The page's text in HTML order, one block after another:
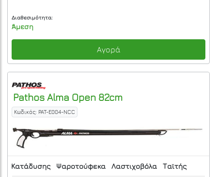
Διαθεσιμότητα:
Άμεση
Αγορά
Pathos Alma Open 82cm
Κωδικός: PAT-E004-NCC
Κατάδυσης Ψαροτούφεκα Λαστιχοβόλα
Ταϊτής